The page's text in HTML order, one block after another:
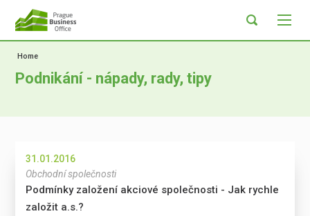
Home
Podnikání - nápady, rady, tipy
31.01.2016
Obchodní společnosti
Podmínky založení akciové společnosti - Jak rychle
založit a.s.?